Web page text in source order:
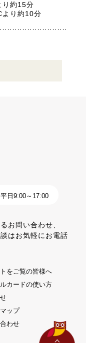
り約15分
より約10分
日9:00～17:00
お問い合わせ、
はお気軽にお電話
をご覧の皆様へ
カードの使い方
ップ
わせ